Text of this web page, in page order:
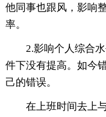
他同事也跟风，影响
率。
2.影响个人综合
件下没有提高。如今
己的错误。
在上班时间去上